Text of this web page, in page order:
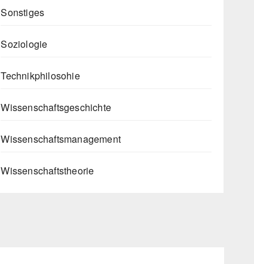
Sonstiges
Soziologie
Technikphilosohie
Wissenschaftsgeschichte
Wissenschaftsmanagement
Wissenschaftstheorie